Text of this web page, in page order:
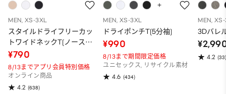
MEN, XS-3XL
スタイルドライフリーカッ
トワイドネックT(ノースリ
ーブ)
¥790
8/13までアプリ会員特別価格
オンライン商品
4.2 (638)
MEN, XS-3XL
ドライポンチT(5分袖)
¥990
8/13まで期間限定価格
ユニセックス, リサイクル素材
4.6 (434)
MEN,
3Dバレ
4.2 (33)